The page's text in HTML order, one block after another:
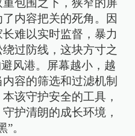
内容把关的死角。因
难以实时监督，暴力
过防线，这块方寸之
风港。屏幕越小，越
容的筛选和过滤机制
该守护安全的工具，
护清朗的成长环境，
。